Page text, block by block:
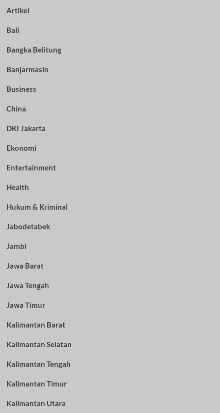
Artikel
Bali
Bangka Belitung
Banjarmasin
Business
China
DKI Jakarta
Ekonomi
Entertainment
Health
Hukum & Kriminal
Jabodetabek
Jambi
Jawa Barat
Jawa Tengah
Jawa Timur
Kalimantan Barat
Kalimantan Selatan
Kalimantan Tengah
Kalimantan Timur
Kalimantan Utara